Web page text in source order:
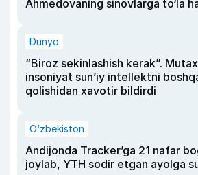
Ahmedovaning sinovlarga to‘la
Dunyo
“Biroz sekinlashish kerak”.
insoniyat sun’iy intellektni
qolishidan xavotir bildirdi
O‘zbekiston
Andijonda Tracker’ga 21 nafar
joylab, YTH sodir etgan ayolga